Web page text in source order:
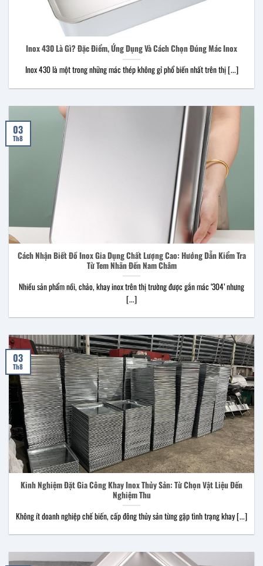
Inox 430 Là Gì? Đặc Điểm, Ứng Dụng Và Cách Chọn Đúng Mác Inox
Inox 430 là một trong những mác thép không gỉ phổ biến nhất trên thị [...]
Cách Nhận Biết Đồ Inox Gia Dụng Chất Lượng Cao: Hướng Dẫn Kiểm Tra
Từ Tem Nhãn Đến Nam Châm
Nhiều sản phẩm nồi, chảo, khay inox trên thị trường được gắn mác ‘304’ nhưng
[...]
03
Th8
Kinh Nghiệm Đặt Gia Công Khay Inox Thủy Sản: Từ Chọn Vật Liệu Đến
Nghiệm Thu
Không ít doanh nghiệp chế biến, cấp đông thủy sản từng gặp tình trạng khay [...]
03
Th8